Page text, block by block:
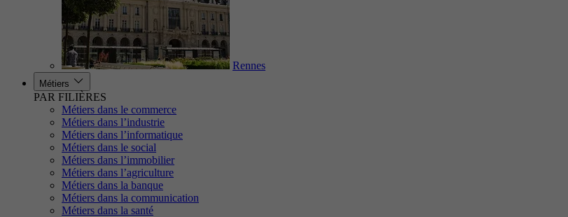
Rennes
Métiers
PAR FILIÈRES
Métiers dans le commerce
Métiers dans l’industrie
Métiers dans l’informatique
Métiers dans le social
Métiers dans l’immobilier
Métiers dans l’agriculture
Métiers dans la banque
Métiers dans la communication
Métiers dans la santé